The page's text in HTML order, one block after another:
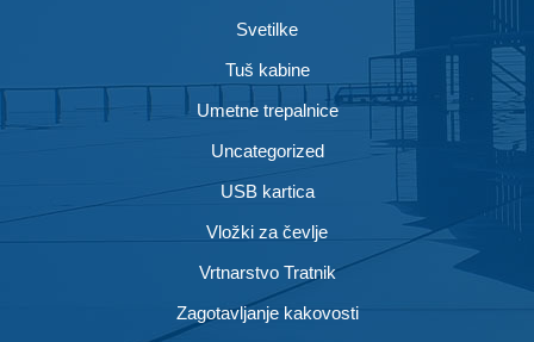
Svetilke
Tuš kabine
Umetne trepalnice
Uncategorized
USB kartica
Vložki za čevlje
Vrtnarstvo Tratnik
Zagotavljanje kakovosti